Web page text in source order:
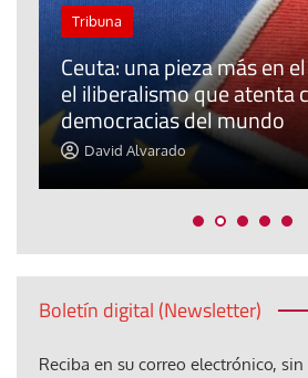
Tribuna
Ceuta: una pieza más en
el iliberalismo que atenta
democracias del mundo
David Alvarado
Boletín digital (Newsletter)
Reciba en su correo electrónico,